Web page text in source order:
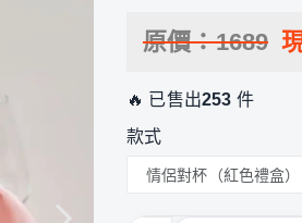
原價：1689
🔥 已售出253 件
款式
情侶對杯（紅色禮盒）